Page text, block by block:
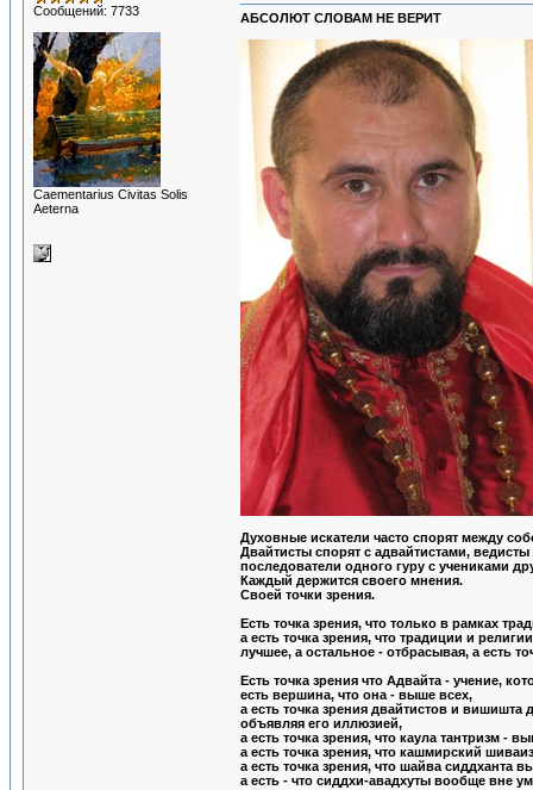
Сообщений: 7733
Сaementarius Civitas Solis
Aeterna
АБСОЛЮТ СЛОВАМ НЕ ВЕРИТ
Духовные искатели часто спорят между
Двайтисты спорят с адвайтистами,
последователи одного гуру с учениками
Каждый держится своего мнения.
Своей точки зрения.
Есть точка зрения, что только в рамках
а есть точка зрения, что традиции и
лучшее, а остальное - отбрасывая, а есть
Есть точка зрения что Адвайта - учение,
есть вершина, что она - выше всех,
а есть точка зрения двайтистов и
объявляя его иллюзией,
а есть точка зрения, что каула тантризм -
а есть точка зрения, что кашмирский
а есть точка зрения, что шайва сиддханта
а есть - что сиддхи-авадхуты вообще вне